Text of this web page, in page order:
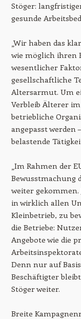
Stöger:
gesunde
„Wir haben das
wie möglich ihren
wesentlicher
gesellschaftliche
Altersarmut. Um
Verbleib Älterer
betriebliche
angepasst werden
belastende
„Im Rahmen der
Bewusstmachung
weiter
in wirklich allen
Kleinbetrieb, zu
die Betriebe:
Angebote wie die
Denn nur auf
Beschäftigter
Stöger weiter.
Breite